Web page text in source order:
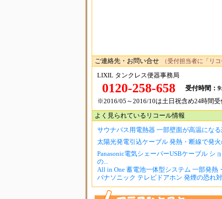
ご連絡先・お問い合せ （受付担当者に「リ
LIXIL タンクレス便器事務局
0120-258-658
受付時間：
※2016/05～2016/10は土日祝含め24時間受
よく見られているリコール情報
サウナバス用電熱器 一部壁面が高温にな
太陽光発電引込ケーブル 発熱・断線で発
Panasonic電気シェーバーUSBケーブル シ
の...
All in One 蓄電池一体型システム 一部発熱
パナソニック テレビドアホン 発煙の恐れ